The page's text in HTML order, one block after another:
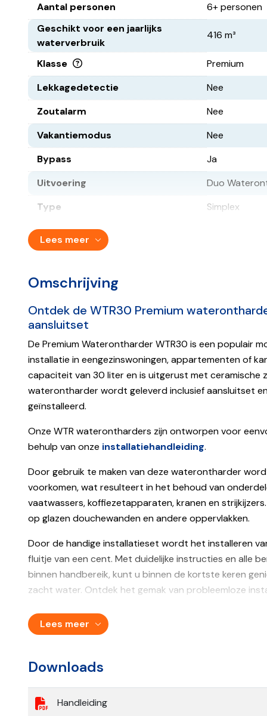
Aantal personen
6+ personen
Geschikt voor een jaarlijks
waterverbruik
416 m³
Klasse
Premium
Lekkagedetectie
Nee
Zoutalarm
Nee
Vakantiemodus
Nee
Bypass
Ja
Uitvoering
Duo
Type
Simplex
Werking
Resthardheid water instelbaar
Waterverbruik tijdens
regeneratie
Water beschikbaar tijdens
regeneratie
Ja (hard
Onthardingscapaciteit tot
regeneratie
8.400 liter
Onthardingscapaciteit per uur /
per minuut
1.500 liter
Zoutverbruik per regeneratie
Tijdgestuurd
Ja
Uitgesteld volumegestuurd
Aansluitmaat
3/4''
kilogram
Afmeting zoutreservoir
Groot: 34 x
Inbouwmaat incl. stuurklep
27 x 38 x 118
Fabrieksgarantie
Lees meer
Omschrijving
Ontdek de WTR30 Premium
aansluitset
De Premium Waterontharder WTR30 is een populair
installatie in eengezinswoningen, appartementen of
capaciteit van 30 liter en is uitgerust met ceramische
waterontharder wordt geleverd inclusief aansluitset
geïnstalleerd.
Onze WTR waterontharders zijn ontworpen voor
behulp van onze installatiehandleiding.
Door gebruik te maken van deze waterontharder
voorkomen, wat resulteert in het behoud van
vaatwassers, koffiezetapparaten, kranen en
op glazen douchewanden en andere oppervlakken.
Door de handige installatieset wordt het installeren
fluitje van een cent. Met duidelijke instructies en alle
binnen handbereik, kunt u binnen de kortste keren
zacht water. Ontdek het gemak van probleemloze
Inhoud WTR30 waterontharder inclusief
Aansluitset bestaande uit:
Slangklem
Lees meer
Downloads
Handleiding